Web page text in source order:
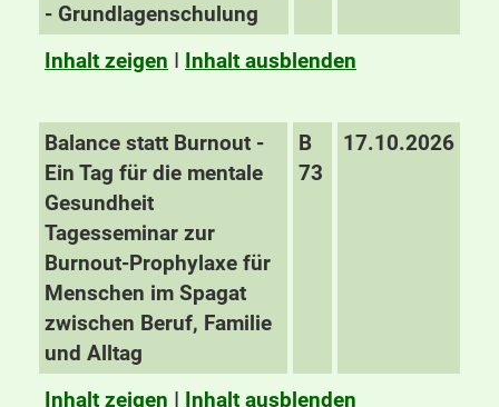
- Grundlagenschulung
Inhalt zeigen I Inhalt ausblenden
Balance statt Burnout -
Ein Tag für die mentale
Gesundheit
Tagesseminar zur
Burnout-Prophylaxe für
Menschen im Spagat
zwischen Beruf, Familie
und Alltag
B
73
17.10.2026
Inhalt zeigen I Inhalt ausblenden